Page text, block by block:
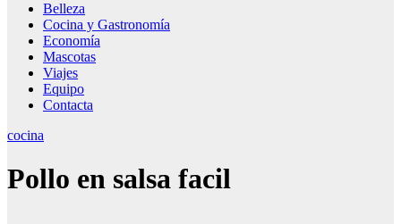
Belleza
Cocina y Gastronomía
Economía
Mascotas
Viajes
Equipo
Contacta
cocina
Pollo en salsa facil